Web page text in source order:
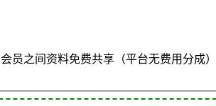
员之间资料免费共享（平台无费用分成